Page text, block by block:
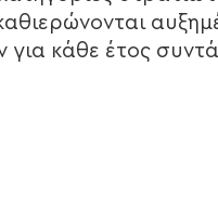
κάθε έτος